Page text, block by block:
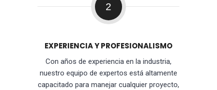
2
EXPERIENCIA Y PROFESIONALISMO
Con años de experiencia en la industria,
nuestro equipo de expertos está altamente
capacitado para manejar cualquier proyecto,